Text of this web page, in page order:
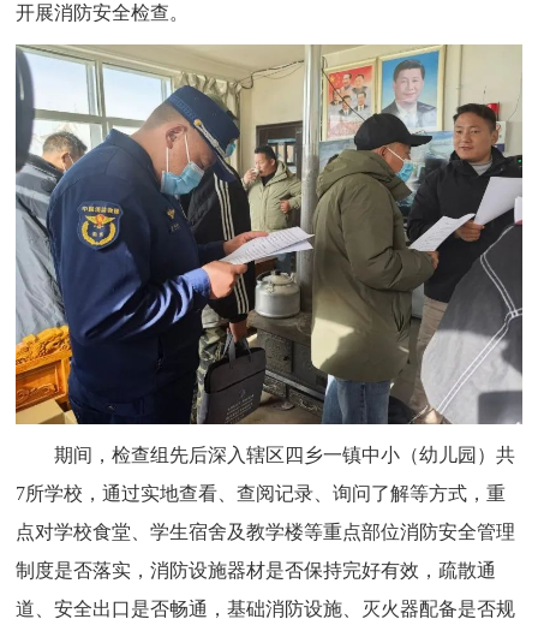
开展消防安全检查。
期间，检查组先后深入辖区四乡一镇中小（幼儿园）共
7所学校，通过实地查看、查阅记录、询问了解等方式，重
点对学校食堂、学生宿舍及教学楼等重点部位消防安全管理
制度是否落实，消防设施器材是否保持完好有效，疏散通
道、安全出口是否畅通，基础消防设施、灭火器配备是否规